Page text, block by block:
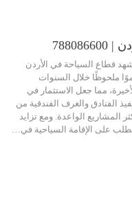
قطاع السياحة في الأردن
ملحوظًا خلال السنوات
مما جعل الاستثمار في
الفنادق والغرف الفندقية من
المشاريع الواعدة. ومع تزايد
على الإقامة السياحية في…